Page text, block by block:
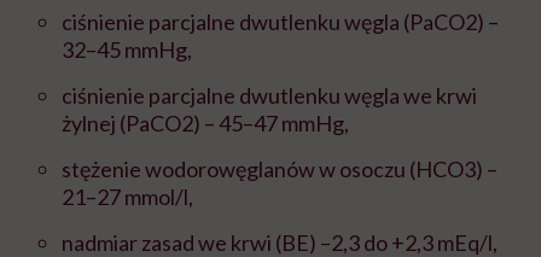
ciśnienie parcjalne dwutlenku węgla (PaCO2) –
32–45 mmHg,
ciśnienie parcjalne dwutlenku węgla we krwi
żylnej (PaCO2) – 45–47 mmHg,
stężenie wodorowęglanów w osoczu (HCO3) –
21–27 mmol/l,
nadmiar zasad we krwi (BE) –2,3 do +2,3 mEq/l,